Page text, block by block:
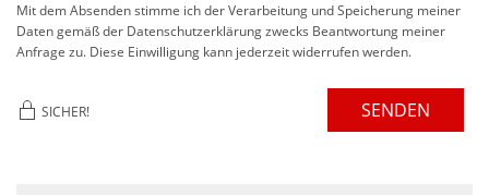
Mit dem Absenden stimme ich der Verarbeitung und Speicherung meiner
Daten gemäß der Datenschutzerklärung zwecks Beantwortung meiner
Anfrage zu. Diese Einwilligung kann jederzeit widerrufen werden.
SICHER! SENDEN